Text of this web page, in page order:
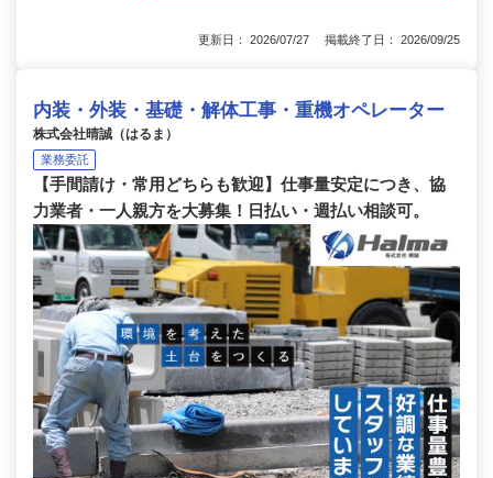
更新日： 2026/07/27 掲載終了日： 2026/09/25
内装・外装・基礎・解体工事・重機オペレーター
株式会社晴誠（はるま）
業務委託
【手間請け・常用どちらも歓迎】仕事量安定につき、協
力業者・一人親方を大募集！日払い・週払い相談可。